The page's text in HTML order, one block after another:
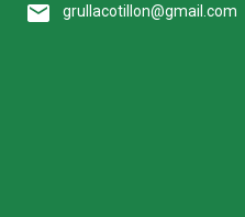
grullacotillon@gmail.com